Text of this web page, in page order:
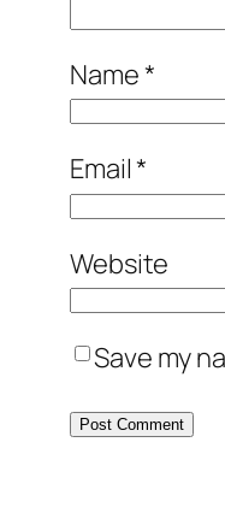
Name*
Email*
Website
Save my